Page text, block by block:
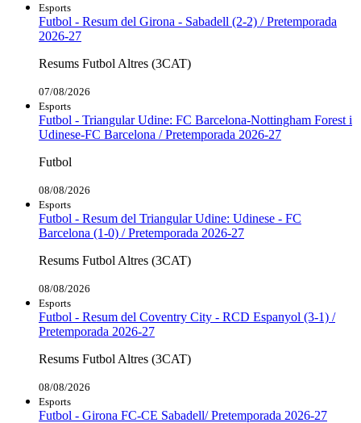
Esports
Futbol - Resum del Girona - Sabadell (2-2) / Pretemporada
2026-27
Resums Futbol Altres (3CAT)
07/08/2026
Esports
Futbol - Triangular Udine: FC Barcelona-Nottingham Forest i
Udinese-FC Barcelona / Pretemporada 2026-27
Futbol
08/08/2026
Esports
Futbol - Resum del Triangular Udine: Udinese - FC
Barcelona (1-0) / Pretemporada 2026-27
Resums Futbol Altres (3CAT)
08/08/2026
Esports
Futbol - Resum del Coventry City - RCD Espanyol (3-1) /
Pretemporada 2026-27
Resums Futbol Altres (3CAT)
08/08/2026
Esports
Futbol - Girona FC-CE Sabadell/ Pretemporada 2026-27